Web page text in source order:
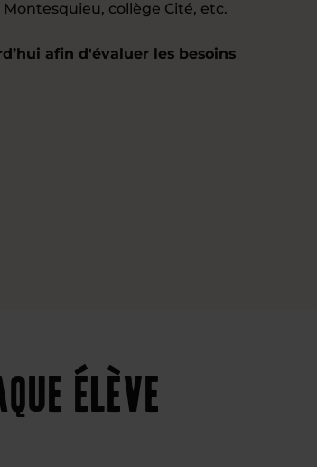
collège Cité, etc.
afin d'évaluer les besoins
élève